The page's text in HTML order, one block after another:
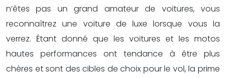
n’êtes pas un grand amateur de voitures, vous
reconnaîtrez une voiture de luxe lorsque vous la
verrez. Étant donné que les voitures et les motos
hautes performances ont tendance à être plus
chères et sont des cibles de choix pour le vol, la prime